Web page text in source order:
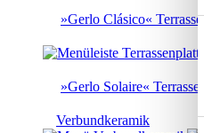
»Gerlo Clásico«
»Gerlo Solaire«
Verbundkeramik